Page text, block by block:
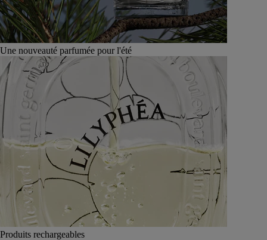
Une nouveauté parfumée pour l'été
Produits rechargeables